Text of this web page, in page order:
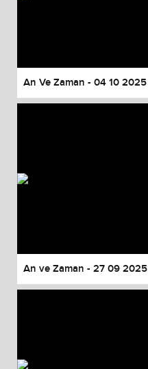
An Ve Zaman - 04 10 2025
An ve Zaman - 27 09 2025